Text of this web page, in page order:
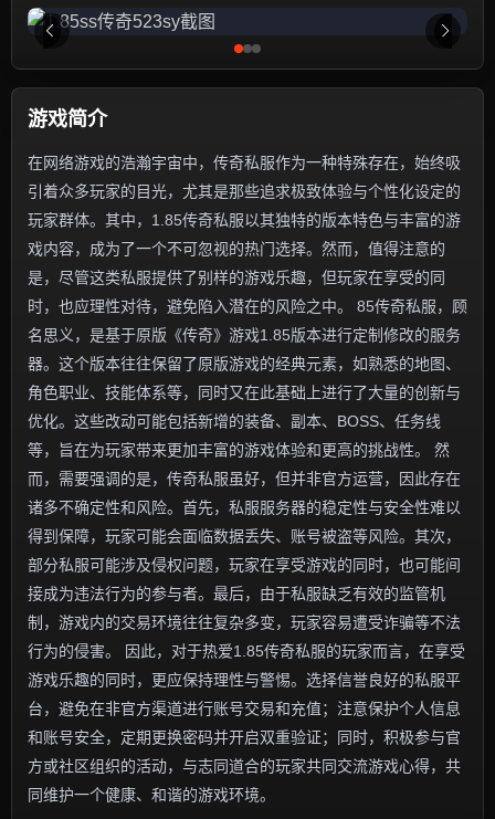
游戏简介
在网络游戏的浩瀚宇宙中，传奇私服作为一种特殊存在，始终吸
引着众多玩家的目光，尤其是那些追求极致体验与个性化设定的
玩家群体。其中，1.85传奇私服以其独特的版本特色与丰富的游
戏内容，成为了一个不可忽视的热门选择。然而，值得注意的
是，尽管这类私服提供了别样的游戏乐趣，但玩家在享受的同
时，也应理性对待，避免陷入潜在的风险之中。 85传奇私服，顾
名思义，是基于原版《传奇》游戏1.85版本进行定制修改的服务
器。这个版本往往保留了原版游戏的经典元素，如熟悉的地图、
角色职业、技能体系等，同时又在此基础上进行了大量的创新与
优化。这些改动可能包括新增的装备、副本、BOSS、任务线
等，旨在为玩家带来更加丰富的游戏体验和更高的挑战性。 然
而，需要强调的是，传奇私服虽好，但并非官方运营，因此存在
诸多不确定性和风险。首先，私服服务器的稳定性与安全性难以
得到保障，玩家可能会面临数据丢失、账号被盗等风险。其次，
部分私服可能涉及侵权问题，玩家在享受游戏的同时，也可能间
接成为违法行为的参与者。最后，由于私服缺乏有效的监管机
制，游戏内的交易环境往往复杂多变，玩家容易遭受诈骗等不法
行为的侵害。 因此，对于热爱1.85传奇私服的玩家而言，在享受
游戏乐趣的同时，更应保持理性与警惕。选择信誉良好的私服平
台，避免在非官方渠道进行账号交易和充值；注意保护个人信息
和账号安全，定期更换密码并开启双重验证；同时，积极参与官
方或社区组织的活动，与志同道合的玩家共同交流游戏心得，共
同维护一个健康、和谐的游戏环境。